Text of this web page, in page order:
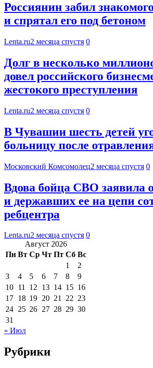
Россиянин забил
и спрятал его под бетоном
Lenta.ru2 месяца спустя 0
Долг в несколько
довел российского
жестокого преступления
Lenta.ru2 месяца спустя 0
В Чувашии шесть детей
больницу после
Московский Комсомолец2 месяца спустя 0
Вдова бойца СВО заявила
и державших ее на цепи
ребцентра
Lenta.ru2 месяца спустя 0
Август 2026
Пн Вт Ср Чт Пт Сб Вс
1
2
3
4 5 6 7 8
9
10 11 12 13 14 15 16
17 18 19 20 21 22 23
24 25 26 27 28 29 30
31
« Июл
Рубрики